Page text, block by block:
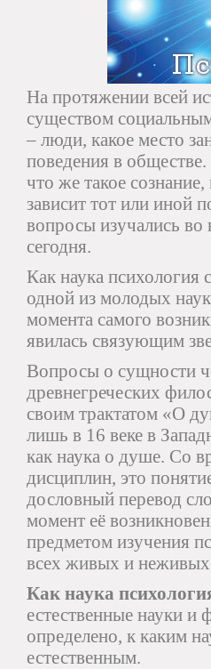
На протяжении всей
существом
– люди, какое место
поведения в
что же такое
зависит тот или иной
вопросы изучались во
сегодня.
Как наука психология
одной из молодых
момента самого
явилась связующим
Вопросы о сущности
древнегреческих
своим трактатом «О
лишь в 16 веке в
как наука о душе. Со
дисциплин, это
дословный перевод
момент её
предметом изучения
всех живых и неживых
Как наука
естественные науки и
определено, к каким
естественным.